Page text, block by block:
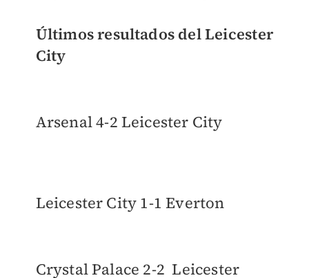
Últimos resultados del Leicester
City
Arsenal 4-2 Leicester City
Leicester City 1-1 Everton
Crystal Palace 2-2 Leicester